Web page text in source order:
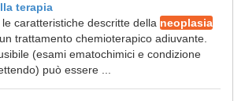
terapia
caratteristiche descritte della neoplasia
trattamento chemioterapico adiuvante.
(esami ematochimici e condizione
può essere ...